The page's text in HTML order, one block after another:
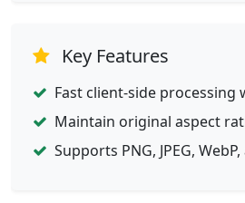
Key Features
Fast client-side
Maintain original aspect
Supports PNG, JPEG,